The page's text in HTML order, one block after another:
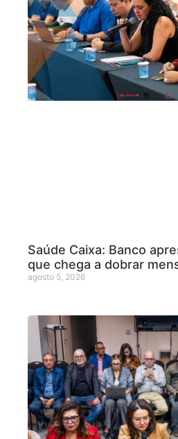
Saúde Caixa: Banco
que chega a dobrar
agosto 5, 2026